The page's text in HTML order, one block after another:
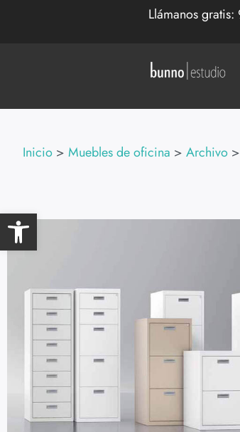
Abrir barra de herramientas
Llámanos gratis:
Inicio > Muebles de oficina > Archivo >